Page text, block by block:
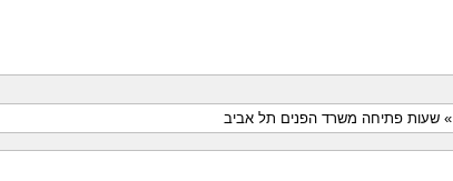
» שעות פתיחה משרד הפנים תל אביב